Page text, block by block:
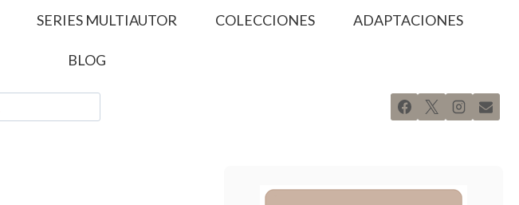
SERIES MULTIAUTOR COLECCIONES ADAPTACIONES
BLOG